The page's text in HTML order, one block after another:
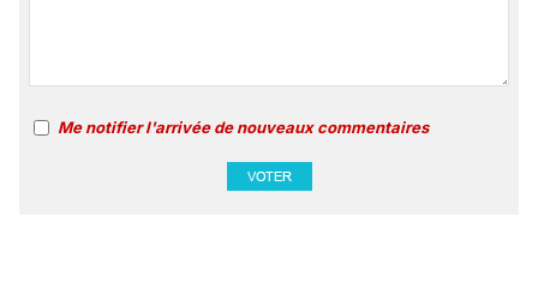
Me notifier l'arrivée de nouveaux commentaires